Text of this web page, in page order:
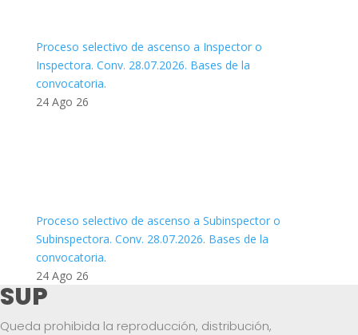
Proceso selectivo de ascenso a Inspector o
Inspectora. Conv. 28.07.2026. Bases de la
convocatoria.
24 Ago 26
Proceso selectivo de ascenso a Subinspector o
Subinspectora. Conv. 28.07.2026. Bases de la
convocatoria.
24 Ago 26
SUP
Queda prohibida la reproducción, distribución,